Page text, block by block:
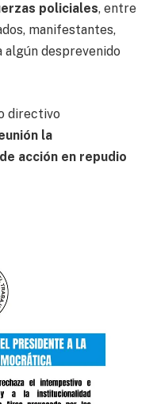
policiales, entre
manifestantes,
algún desprevenido
directivo
la
acción en repudio